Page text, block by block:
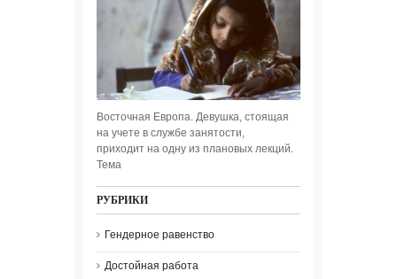
Восточная Европа. Девушка, стоящая
на учете в службе занятости,
приходит на одну из плановых лекций.
Тема
РУБРИКИ
Гендерное равенство
Достойная работа